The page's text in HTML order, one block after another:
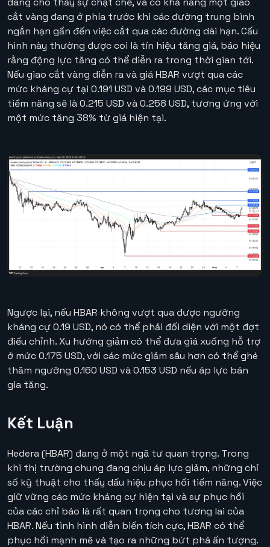
cắt vàng đang ở phía trước khi các đường trung bình
ngắn hạn gần đến việc cắt qua các đường dài hạn. Cấu
hình này thường được coi là tín hiệu tăng giá, báo hiệu
rằng động lực tăng có thể diễn ra trong thời gian tới.
Nếu giao cắt vàng diễn ra và giá HBAR vượt qua các
mức kháng cự tại 0.191 USD và 0.199 USD, các mục tiêu
tiềm năng sẽ là 0.215 USD và 0.258 USD, tương ứng với
một mức tăng 38% từ giá hiện tại.
Ngược lại, nếu HBAR không vượt qua được ngưỡng
kháng cự 0.19 USD, nó có thể phải đối diện với một đợt
điều chỉnh. Xu hướng giảm có thể đưa giá xuống hỗ trợ
ở mức 0.175 USD, với các mức giảm sâu hơn có thể ghé
thăm ngưỡng 0.160 USD và 0.153 USD nếu áp lực bán
gia tăng.
Kết Luận
Hedera (HBAR) đang ở một ngã tư quan trọng. Trong
khi thị trường chung đang chịu áp lực giảm, những chỉ
số kỹ thuật cho thấy dấu hiệu phục hồi tiềm năng. Việc
giữ vững các mức kháng cự hiện tại và sự phục hồi
của các chỉ báo là rất quan trọng cho tương lai của
HBAR. Nếu tình hình diễn biến tích cực, HBAR có thể
phục hồi mạnh mẽ và tạo ra những bứt phá ấn tượng.